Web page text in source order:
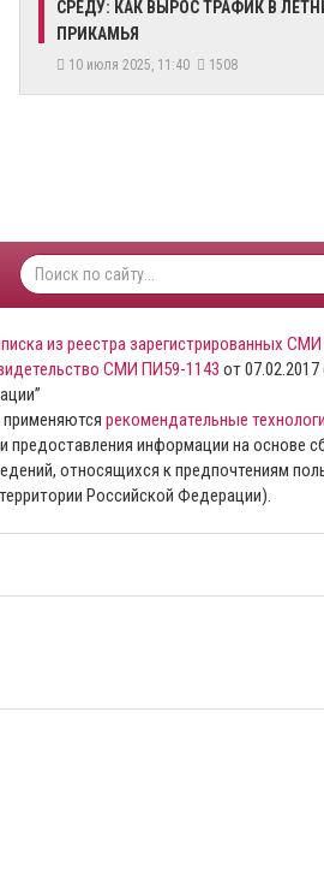
СРЕДУ: КАК ВЫРОС ТРАФИК В
ПРИКАМЬЯ
10 июля 2025, 11:40 1508
из реестра зарегистрированных СМИ
СМИ ПИ59-1143 от 07.02.2017
рекомендательные
предоставления информации на основе
относящихся к предпочтениям
Российской Федерации).